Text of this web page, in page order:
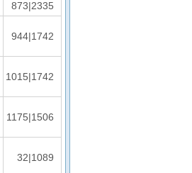
873|2335
944|1742
1015|1742
1175|1506
32|1089